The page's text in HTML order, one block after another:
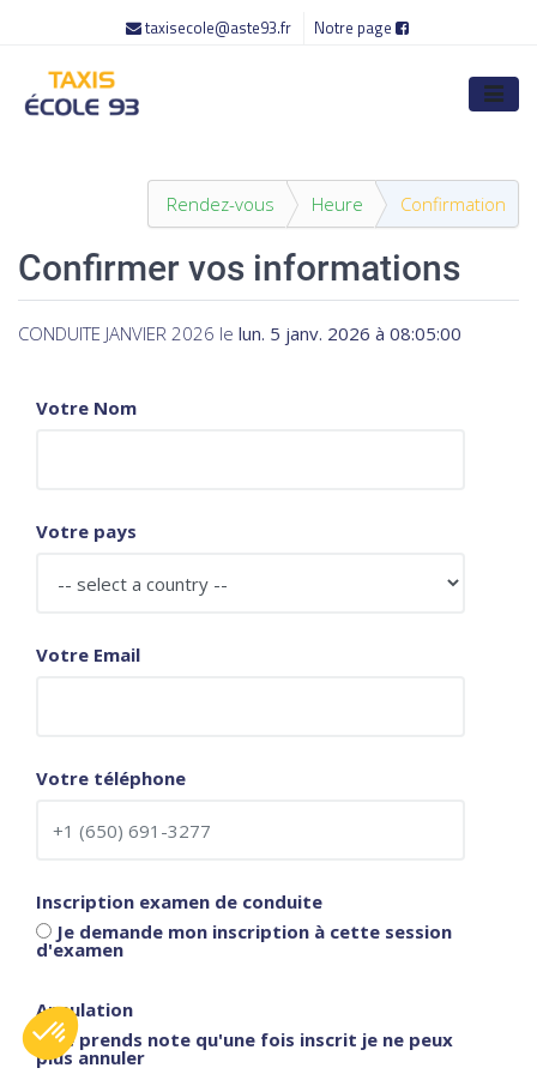
taxisecole@aste93.fr Notre page
Rendez-vous Heure Confirmation
Confirmer vos informations
CONDUITE JANVIER 2026 le lun. 5 janv. 2026 à 08:05:00
Votre Nom
Votre pays
Votre Email
Votre téléphone
Inscription examen de conduite
Je demande mon inscription à cette session
d'examen
Annulation
Je prends note qu'une fois inscrit je ne peux
plus annuler